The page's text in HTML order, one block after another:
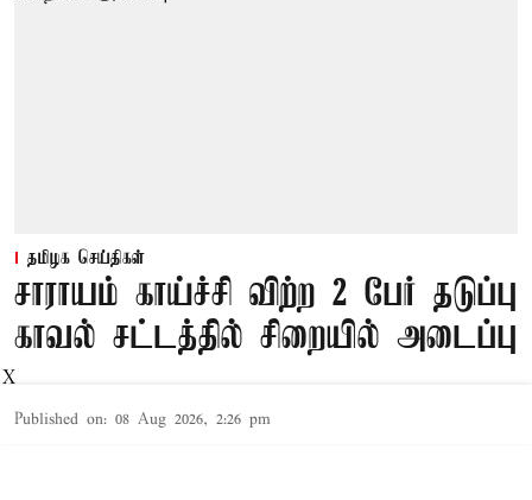
தமிழக செய்திகள்
சாராயம் காய்ச்சி விற்ற 2 பேர் தடுப்பு
காவல் சட்டத்தில் சிறையில் அடைப்பு
Published on: 08 Aug 2026, 2:26 pm
X